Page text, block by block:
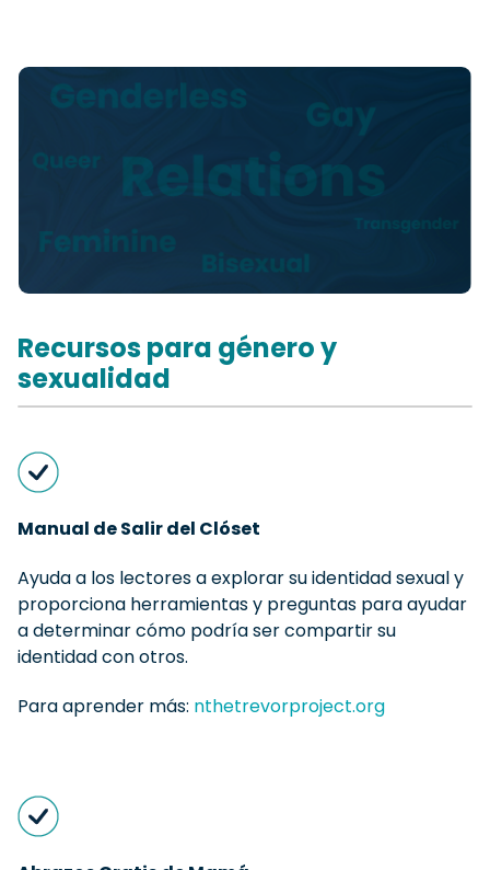
Recursos para género y
sexualidad
Manual de Salir del Clóset
Ayuda a los lectores a explorar su identidad sexual y
proporciona herramientas y preguntas para ayudar
a determinar cómo podría ser compartir su
identidad con otros.
Para aprender más: nthetrevorproject.org